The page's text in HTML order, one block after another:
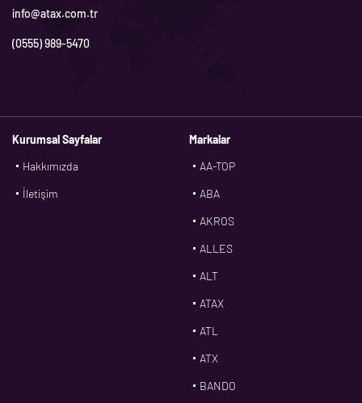
info@atax.com.tr
(0555) 989-5470
Kurumsal Sayfalar
Hakkımızda
İletişim
Markalar
AA-TOP
ABA
AKROS
ALLES
ALT
ATAX
ATL
ATX
BANDO